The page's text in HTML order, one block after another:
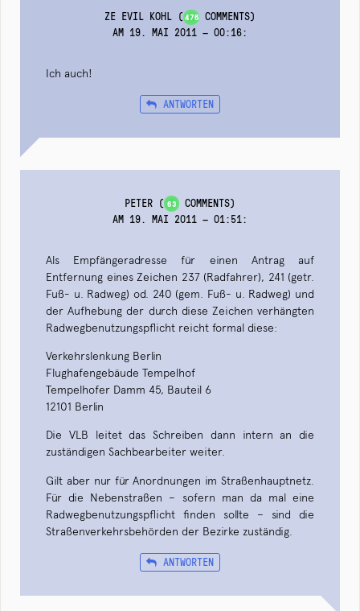
ZE EVIL KOHL (476COMMENTS)
AM 19. MAI 2011 — 00:16:
Ich auch!
ANTWORTEN
PETER ( 63
COMMENTS)
AM 19. MAI 2011 — 01:51:
Als Empfängeradresse für einen Antrag auf
Entfernung eines Zeichen 237 (Radfahrer), 241 (getr.
Fuß- u. Radweg) od. 240 (gem. Fuß- u. Radweg) und
der Aufhebung der durch diese Zeichen verhängten
Radwegbenutzungspflicht reicht formal diese:
Verkehrslenkung Berlin
Flughafengebäude Tempelhof
Tempelhofer Damm 45, Bauteil 6
12101 Berlin
Die VLB leitet das Schreiben dann intern an die
zuständigen Sachbearbeiter weiter.
Gilt aber nur für Anordnungen im Straßenhauptnetz.
Für die Nebenstraßen – sofern man da mal eine
Radwegbenutzungspflicht finden sollte – sind die
Straßenverkehrsbehörden der Bezirke zuständig.
ANTWORTEN